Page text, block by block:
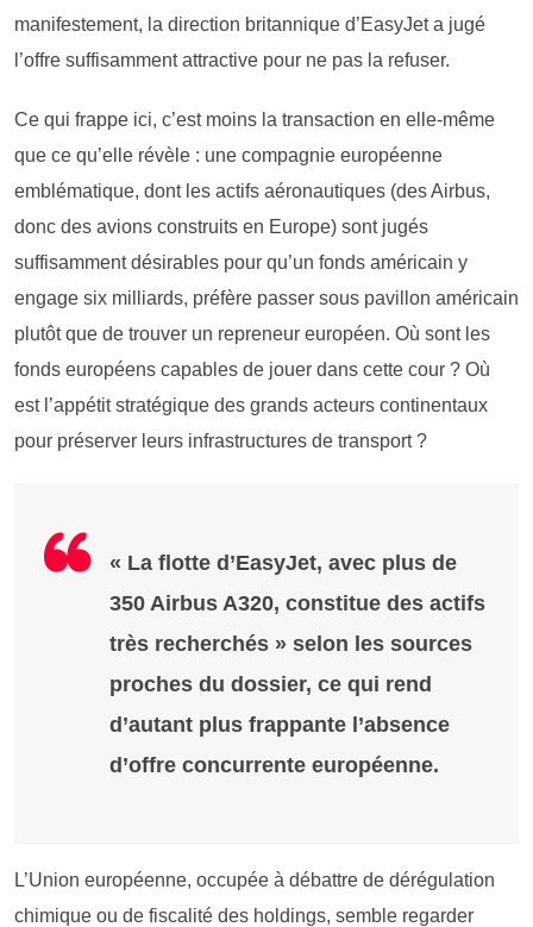
manifestement, la direction britannique d’EasyJet a jugé
l’offre suffisamment attractive pour ne pas la refuser.
Ce qui frappe ici, c’est moins la transaction en elle-même
que ce qu’elle révèle : une compagnie européenne
emblématique, dont les actifs aéronautiques (des Airbus,
donc des avions construits en Europe) sont jugés
suffisamment désirables pour qu’un fonds américain y
engage six milliards, préfère passer sous pavillon américain
plutôt que de trouver un repreneur européen. Où sont les
fonds européens capables de jouer dans cette cour ? Où
est l’appétit stratégique des grands acteurs continentaux
pour préserver leurs infrastructures de transport ?
« La flotte d’EasyJet, avec plus de
350 Airbus A320, constitue des actifs
très recherchés » selon les sources
proches du dossier, ce qui rend
d’autant plus frappante l’absence
d’offre concurrente européenne.
L’Union européenne, occupée à débattre de dérégulation
chimique ou de fiscalité des holdings, semble regarder